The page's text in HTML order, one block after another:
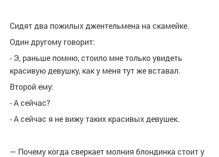
Сидят два пожилых джентельмена на скамейке.
Один другому говорит:
- Э, раньше помню, стоило мне только увидеть
красивую девушку, как у меня тут же вставал.
Второй ему:
- А сейчас?
- А сейчас я не вижу таких красивых девушек.
— Почему когда сверкает молния блондинка стоит у